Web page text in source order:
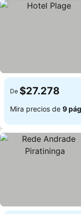
De $27.278
Mira precios de 9